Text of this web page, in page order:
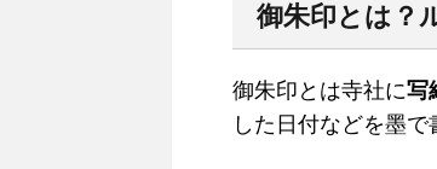
御朱印とは？
御朱印とは寺社に写
した日付などを墨で